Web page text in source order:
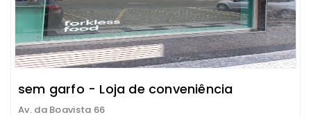
sem garfo - Loja de conveniência
Av. da Boavista 66